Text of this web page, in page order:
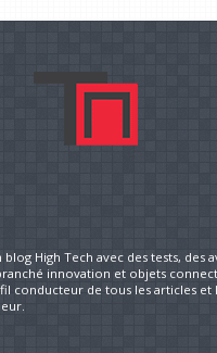
High Tech avec des tests, des
innovation et objets
conducteur de tous les articles et